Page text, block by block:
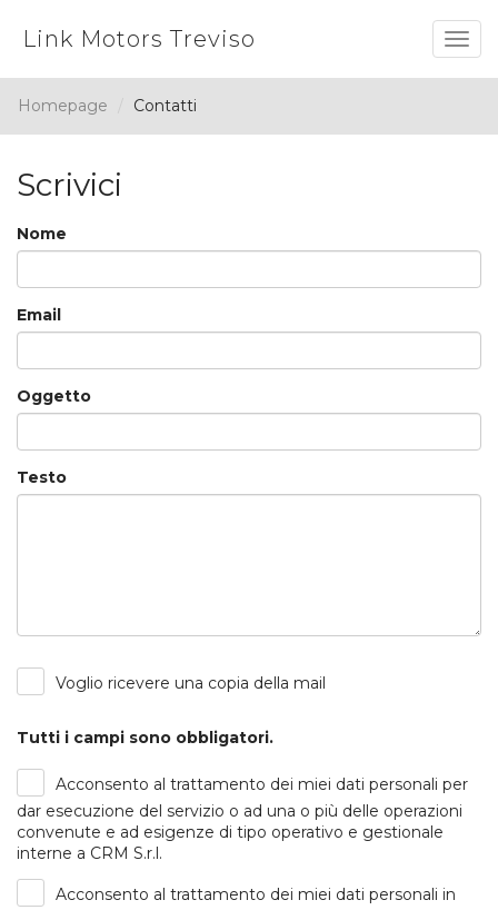
Link Motors Treviso
Homepage Contatti
Scrivici
Nome
Email
Oggetto
Testo
Voglio ricevere una copia della mail
Tutti i campi sono obbligatori.
Acconsento al trattamento dei miei dati personali per
dar esecuzione del servizio o ad una o più delle operazioni
convenute e ad esigenze di tipo operativo e gestionale
interne a CRM S.r.l.
Acconsento al trattamento dei miei dati personali in